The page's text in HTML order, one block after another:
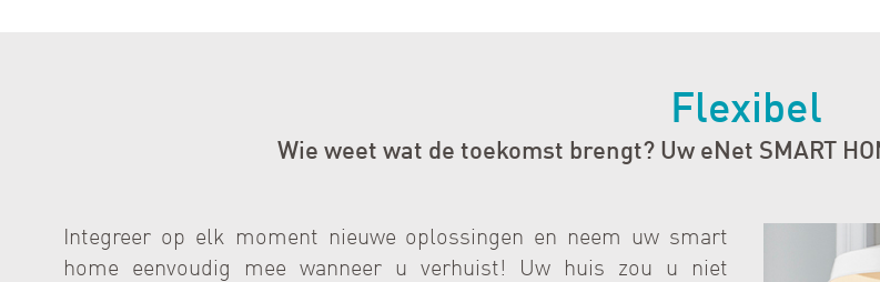
Flexibel
Wie weet wat de toekomst brengt? Uw eNet SMART
Integreer op elk moment nieuwe oplossingen en neem uw smart
home eenvoudig mee wanneer u verhuist! Uw huis zou u niet